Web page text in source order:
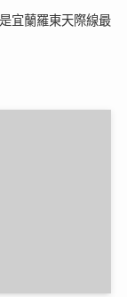
宜蘭羅東天際線最